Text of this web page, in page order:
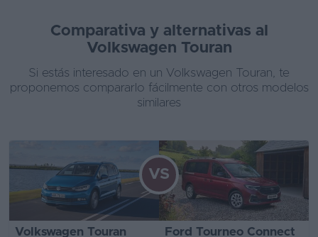
Comparativa y alternativas al
Volkswagen Touran
Si estás interesado en un Volkswagen Touran, te
proponemos compararlo fácilmente con otros modelos
similares
Volkswagen Touran Ford Tourneo Connect
VS